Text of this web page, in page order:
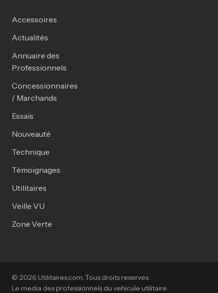
Accessoires
Actualités
Annuaire des
Professionnels
Concessionnaires
/ Marchands
Essais
Nouveauté
Technique
Témoignages
Utilitaires
Veille VU
Zone Verte
© 2026 Utilitaires.com. Tous droits reserves.
Le media des professionnels du vehicule utilitaire